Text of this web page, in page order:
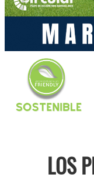
LOS